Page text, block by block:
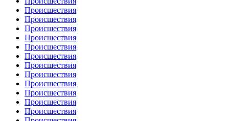
Происшествия
Происшествия
Происшествия
Происшествия
Происшествия
Происшествия
Происшествия
Происшествия
Происшествия
Происшествия
Происшествия
Происшествия